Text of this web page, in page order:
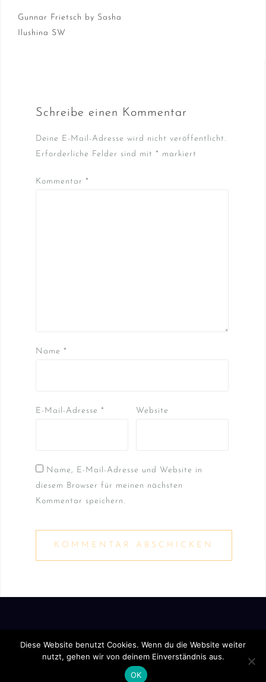
Beitragsnavigation
Gunnar Frietsch by Sasha
Ilushina SW
Schreibe einen Kommentar
Deine E-Mail-Adresse wird nicht veröffentlicht.
Erforderliche Felder sind mit * markiert
Kommentar *
Name *
E-Mail-Adresse * Website
Name, E-Mail-Adresse und Website in
diesem Browser für meinen nächsten
Kommentar speichern.
DATENSCHUTZERKLÄRUNG IMPRESSUM
Diese Website benutzt Cookies. Wenn du die Website weiter
nutzt, gehen wir von deinem Einverständnis aus.
OK